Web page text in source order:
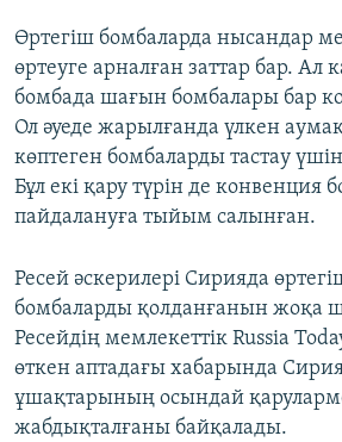
Өртегіш бомбаларда нысандар
өртеуге арналған заттар бар. Ал
бомбада шағын бомбалары бар
Ол әуеде жарылғанда үлкен
көптеген бомбаларды тастау
Бұл екі қару түрін де конвенция
пайдалануға тыйым салынған.
Ресей әскерилері Сирияда
бомбаларды қолданғанын жоқа
Ресейдің мемлекеттік Russia
өткен аптадағы хабарында
ұшақтарының осындай
жабдықталғаны байқалады.